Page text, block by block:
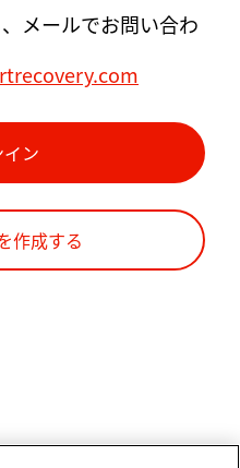
メールでお問い合わ